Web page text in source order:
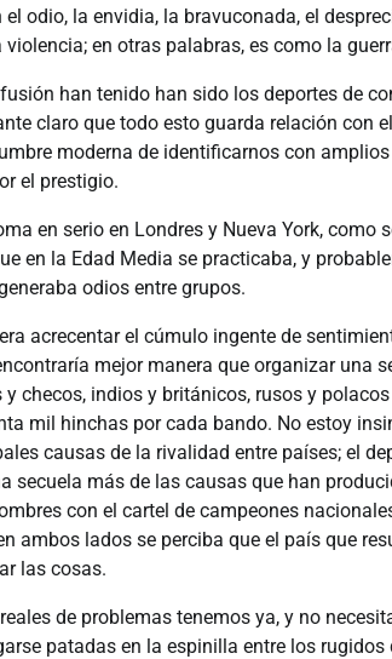
el odio, la envidia, la bravuconada, el
en otras palabras, es como la
han tenido han sido los deportes de
claro que todo esto guarda relación con
moderna de identificarnos con
el prestigio.
en serio en Londres y Nueva York, como
en la Edad Media se practicaba, y
odios entre grupos.
acrecentar el cúmulo ingente de
mejor manera que organizar una
y checos, indios y británicos, rusos y
mil hinchas por cada bando. No estoy
causas de la rivalidad entre países; el
secuela más de las causas que han
con el cartel de campeones
ambos lados se perciba que el país que
las cosas.
de problemas tenemos ya, y no
patadas en la espinilla entre los